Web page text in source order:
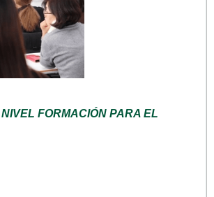
FORMACIÓN PARA EL